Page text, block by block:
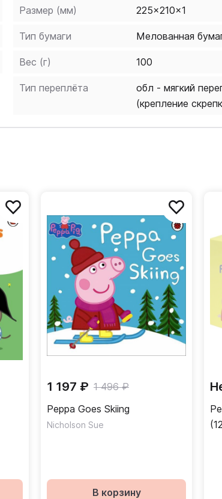
Размер (мм) 225x210x1
Тип бумаги Мелованная
Вес (г) 100
Тип переплёта
обл - мягкий
(крепление
1 197 ₽ 1 496 ₽
Peppa Goes Skiing
Nicholson Sue
В корзину